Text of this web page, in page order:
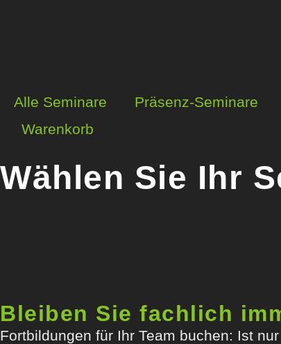
Alle Seminare Präsenz-Seminare
Warenkorb
Wählen Sie Ihr
Bleiben Sie fachlich
Fortbildungen für Ihr Team buchen: Ist